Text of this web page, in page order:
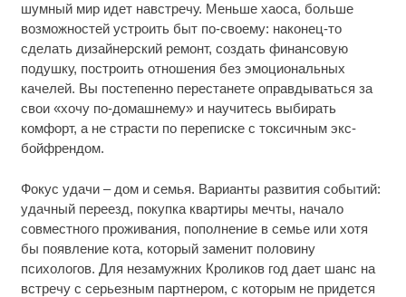
шумный мир идет навстречу. Меньше хаоса, больше
возможностей устроить быт по-своему: наконец-то
сделать дизайнерский ремонт, создать финансовую
подушку, построить отношения без эмоциональных
качелей. Вы постепенно перестанете оправдываться за
свои «хочу по-домашнему» и научитесь выбирать
комфорт, а не страсти по переписке с токсичным экс-
бойфрендом.
Фокус удачи – дом и семья. Варианты развития событий:
удачный переезд, покупка квартиры мечты, начало
совместного проживания, пополнение в семье или хотя
бы появление кота, который заменит половину
психологов. Для незамужних Кроликов год дает шанс на
встречу с серьезным партнером, с которым не придется